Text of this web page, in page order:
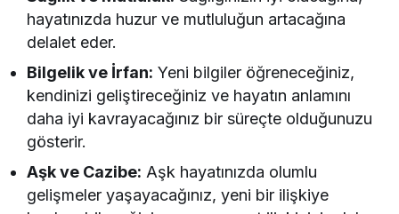
hayatınızda huzur ve mutluluğun artacağına
delalet eder.
Bilgelik ve İrfan: Yeni bilgiler öğreneceğiniz,
kendinizi geliştireceğiniz ve hayatın anlamını
daha iyi kavrayacağınız bir süreçte olduğunuzu
gösterir.
Aşk ve Cazibe: Aşk hayatınızda olumlu
gelişmeler yaşayacağınız, yeni bir ilişkiye